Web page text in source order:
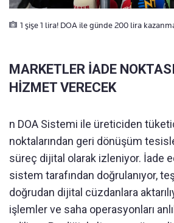
1 şişe 1 lira! DOA ile günde 200 lira
MARKETLER İADE
HİZMET VERECEK
n DOA Sistemi ile üreticiden
noktalarından geri dönüşüm
süreç dijital olarak izleniyor. İade
sistem tarafından doğrulanıyor,
doğrudan dijital cüzdanlara
işlemler ve saha operasyonları